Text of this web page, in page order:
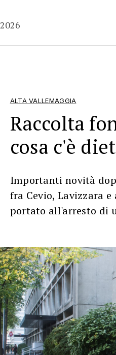
ALTA VALLEMAGGIA
Raccolta
cosa c'è
Importanti novità
fra Cevio, Lavizzara
portato all'arresto di